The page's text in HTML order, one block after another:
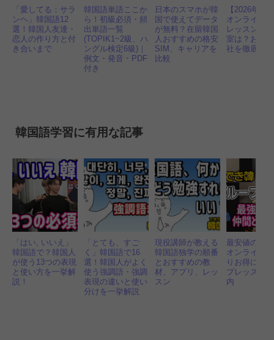
「愛してる：サラ
ンヘ」韓国語12
選！韓国人友達・
恋人の作り方と付
き合いまで
韓国語単語ここか
ら！初級必須・頻
出単語一覧
(TOPIK1~2級、ハ
ングル検定6級)｜
例文・発音・PDF
付き
日本のスマホが韓
国で使えてデータ
が無料？在留韓国
人おすすめの格安
SIM、キャリアを
比較
【2026年】
オンライン
レッスン 安
室は？おす
社を徹底比較
韓国語学習に有用な記事
「はい, いいえ」
韓国語で？韓国人
が使う13つの表現
と使い方を一挙解
説！
「とても、すご
く」韓国語で16
選！韓国人がよく
使う強調語・強調
表現の違いと使い
分けを一挙解説
現役講師が教える
韓国語独学の順番
とおすすめの教
材、アプリ、レッ
スン
最安値の「
オンライン
りお得に！
プレッスン
内